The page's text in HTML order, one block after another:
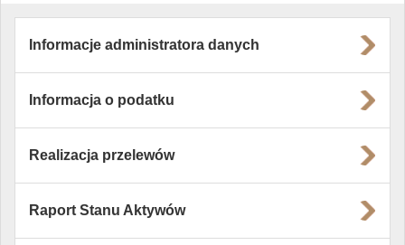
Informacje administratora danych
Informacja o podatku
Realizacja przelewów
Raport Stanu Aktywów